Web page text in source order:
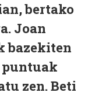
bertako
Joan
bazekiten
puntuak
zen. Beti